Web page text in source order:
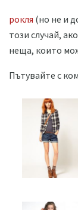
рокля (но не и
този случай,
неща, които
Пътувайте с